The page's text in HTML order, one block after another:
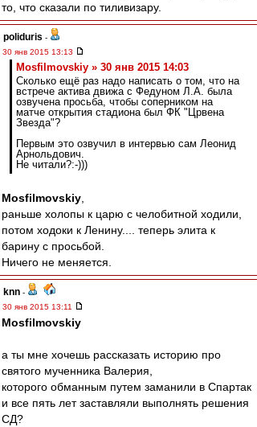
то, что сказали по тиливизару.
poliduris -
30 янв 2015 13:13
Mosfilmovskiy » 30 янв 2015 14:03
Сколько ещё раз надо написать о том, что на
встрече актива движа с Федуном Л.А. была
озвучена просьба, чтобы соперником на
матче открытия стадиона был ФК "Црвена
Звезда"?
Первым это озвучил в интервью сам Леонид
Арнольдович.
Не читали?:-)))
Mosfilmovskiy
раньше холопы к царю с челобитной ходили,
потом ходоки к Ленину.... теперь элита к
барину с просьбой.
Ничего не меняется.
knn -
30 янв 2015 13:11
Mosfilmovskiy
а ты мне хочешь рассказать историю про
святого мученника Валерия,
которого обманным путем заманили в Спартак
и все пять лет заставляли выполнять решения
СД?